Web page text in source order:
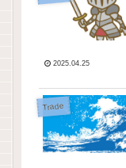
2025.04.25
Trade